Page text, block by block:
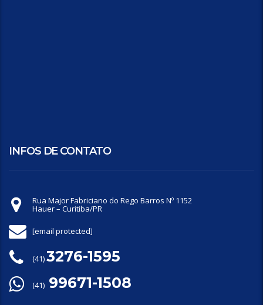
INFOS DE CONTATO
Rua Major Fabriciano do Rego Barros Nº 1152
Hauer – Curitiba/PR
[email protected]
(41)3276-1595
(41) 99671-1508